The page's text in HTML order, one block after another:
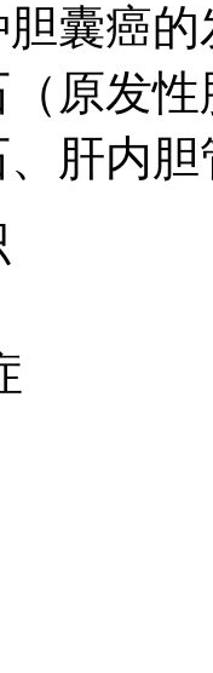
囊癌
（原发
肝内